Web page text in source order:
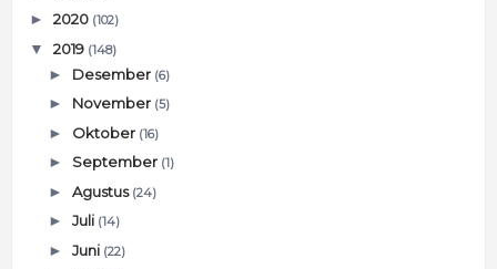
► 2020 (102)
▼ 2019 (148)
► Desember (6)
► November (5)
► Oktober (16)
► September (1)
► Agustus (24)
► Juli (14)
► Juni (22)